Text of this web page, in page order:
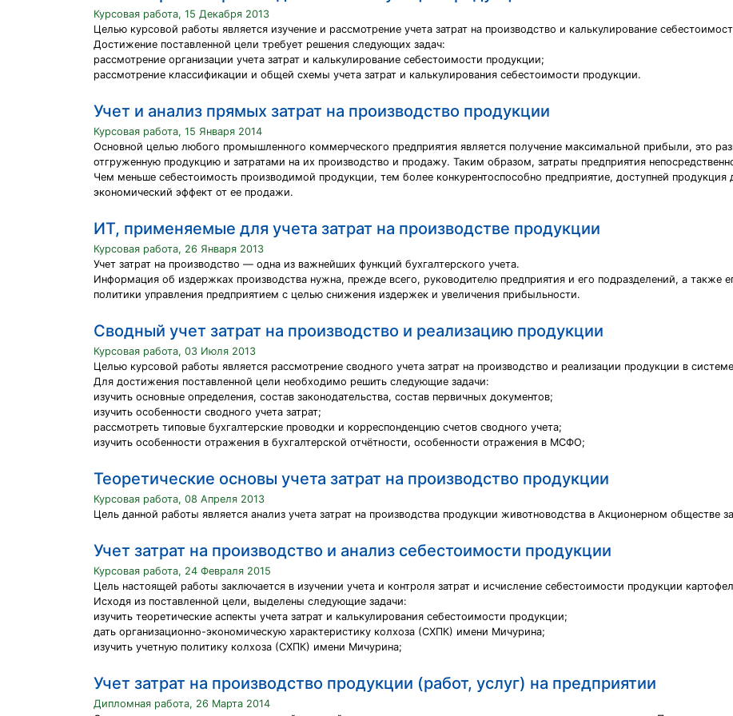
Курсовая работа, 15 Декабря 2013
Целью курсовой работы является изучение и рассмотрение учета затрат на производство и калькулирование
Достижение поставленной цели требует решения следующих задач:
рассмотрение организации учета затрат и калькулирование себестоимости продукции;
рассмотрение классификации и общей схемы учета затрат и калькулирования себестоимости продукции.
Учет и анализ прямых затрат на производство продукции
Курсовая работа, 15 Января 2014
Основной целью любого промышленного коммерческого предприятия является получение максимальной прибыли, это
отгруженную продукцию и затратами на их производство и продажу. Таким образом, затраты предприятия
Чем меньше себестоимость производимой продукции, тем более конкурентоспособно предприятие, доступней
экономический эффект от ее продажи.
ИТ, применяемые для учета затрат на производстве продукции
Курсовая работа, 26 Января 2013
Учет затрат на производство — одна из важнейших функций бухгалтерского учета.
Информация об издержках производства нужна, прежде всего, руководителю предприятия и его подразделений, а также
политики управления предприятием с целью снижения издержек и увеличения прибыльности.
Сводный учет затрат на производство и реализацию продукции
Курсовая работа, 03 Июля 2013
Целью курсовой работы является рассмотрение сводного учета затрат на производство и реализации продукции в
Для достижения поставленной цели необходимо решить следующие задачи:
изучить основные определения, состав законодательства, состав первичных документов;
изучить особенности сводного учета затрат;
рассмотреть типовые бухгалтерские проводки и корреспонденцию счетов сводного учета;
изучить особенности отражения в бухгалтерской отчётности, особенности отражения в МСФО;
Теоретические основы учета затрат на производство продукции
Курсовая работа, 08 Апреля 2013
Цель данной работы является анализ учета затрат на производства продукции животноводства в Акционерном обществе
Учет затрат на производство и анализ себестоимости продукции
Курсовая работа, 24 Февраля 2015
Цель настоящей работы заключается в изучении учета и контроля затрат и исчисление себестоимости продукции
Исходя из поставленной цели, выделены следующие задачи:
изучить теоретические аспекты учета затрат и калькулирования себестоимости продукции;
дать организационно-экономическую характеристику колхоза (СХПК) имени Мичурина;
изучить учетную политику колхоза (СХПК) имени Мичурина;
Учет затрат на производство продукции (работ, услуг) на предприятии
Дипломная работа, 26 Марта 2014